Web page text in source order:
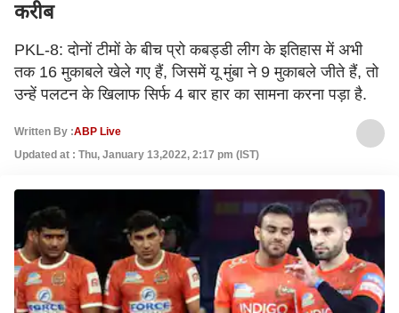
करीब
PKL-8: दोनों टीमों के बीच प्रो कबड्डी लीग के इतिहास में अभी
तक 16 मुकाबले खेले गए हैं, जिसमें यू मुंबा ने 9 मुकाबले जीते हैं, तो
उन्हें पलटन के खिलाफ सिर्फ 4 बार हार का सामना करना पड़ा है.
Written By :ABP Live
Updated at : Thu, January 13,2022, 2:17 pm (IST)